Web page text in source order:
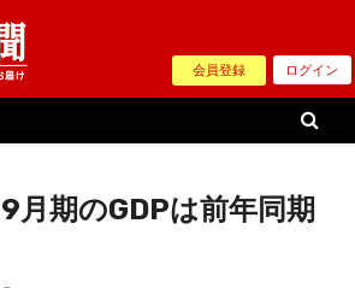
会員登録 ログイン
月期のGDPは前年同期